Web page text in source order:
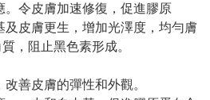
。令皮膚加速修復，促進膠原
皮膚更生，增加光澤度，均勻膚
，阻止黑色素形成。
善皮膚的彈性和外觀。